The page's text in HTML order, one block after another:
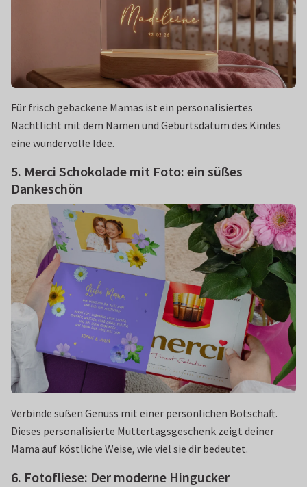
Für frisch gebackene Mamas ist ein personalisiertes
Nachtlicht mit dem Namen und Geburtsdatum des Kindes
eine wundervolle Idee.
5. Merci Schokolade mit Foto: ein süßes
Dankeschön
Verbinde süßen Genuss mit einer persönlichen Botschaft.
Dieses personalisierte Muttertagsgeschenk zeigt deiner
Mama auf köstliche Weise, wie viel sie dir bedeutet.
6. Fotofliese: Der moderne Hingucker